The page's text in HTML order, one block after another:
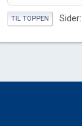
TIL TOPPEN Sider